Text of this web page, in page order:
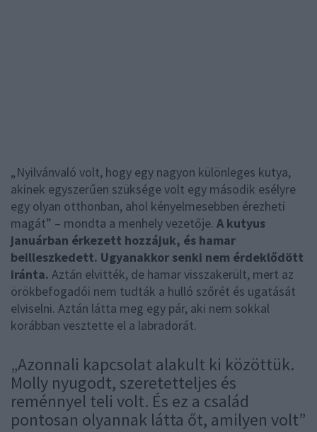
„Nyilvánvaló volt, hogy egy nagyon különleges kutya,
akinek egyszerűen szüksége volt egy második esélyre
egy olyan otthonban, ahol kényelmesebben érezheti
magát” – mondta a menhely vezetője. A kutyus
januárban érkezett hozzájuk, és hamar
beilleszkedett. Ugyanakkor senki nem érdeklődött
iránta. Aztán elvitték, de hamar visszakerült, mert az
örökbefogadói nem tudták a hulló szőrét és ugatását
elviselni. Aztán látta meg egy pár, aki nem sokkal
korábban vesztette el a labradorát.
„Azonnali kapcsolat alakult ki közöttük.
Molly nyugodt, szeretetteljes és
reménnyel teli volt. És ez a család
pontosan olyannak látta őt, amilyen volt”